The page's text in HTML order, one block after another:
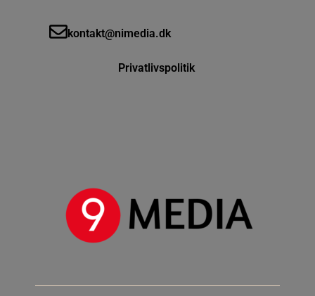
kontakt@nimedia.dk
Privatlivspolitik